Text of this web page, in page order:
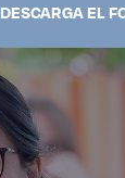
DESCARGA EL